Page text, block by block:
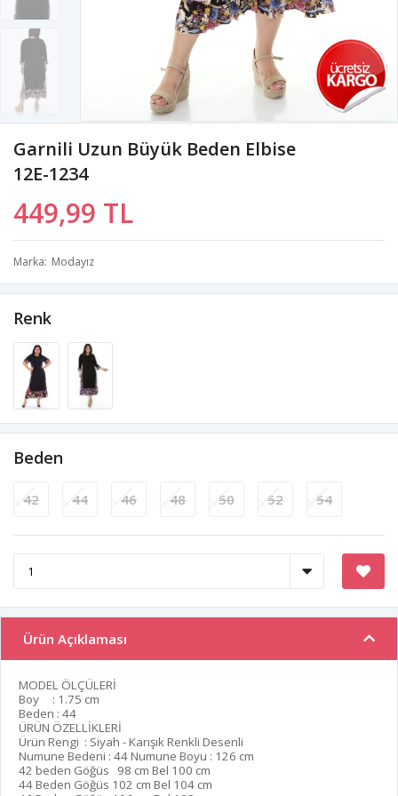
Garnili Uzun Büyük Beden Elbise
12E-1234
449,99 TL
Marka Modayız
Renk
Beden
42 44 46 48 50 52 54
Ürün Açıklaması
MODEL ÖLÇÜLERİ
Boy : 1.75 cm
Beden : 44
ÜRÜN ÖZELLİKLERİ
Ürün Rengi : Siyah - Karışık Renkli Desenli
Numune Bedeni : 44 Numune Boyu : 126 cm
42 beden Göğüs 98 cm Bel 100 cm
44 Beden Göğüs 102 cm Bel 104 cm